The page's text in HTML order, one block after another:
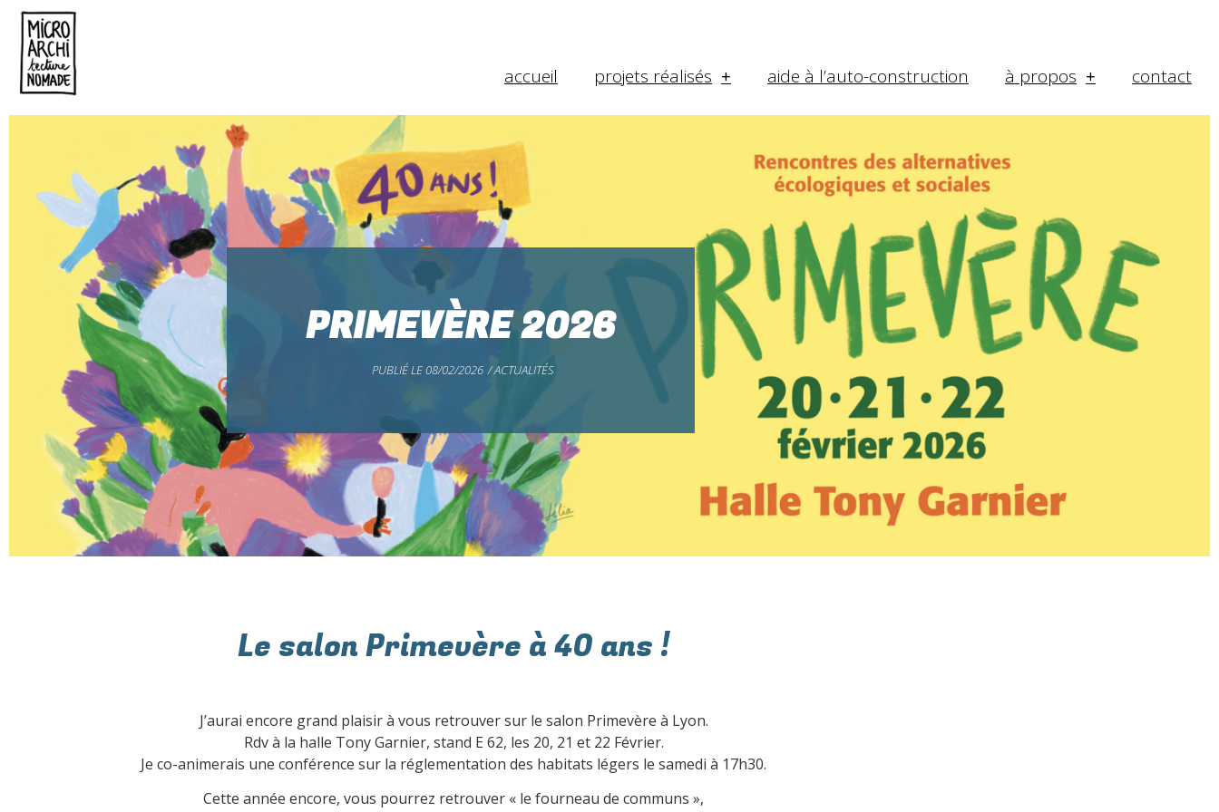
accueil projets réalisés aide à l’auto-construction à propos contact
PRIMEVÈRE 2026
PUBLIÉ LE08/02/2026 /ACTUALITÉS
Le salon Primevère à 40 ans !
J’aurai encore grand plaisir à vous retrouver sur le salon Primevère à Lyon.
Rdv à la halle Tony Garnier, stand E 62, les 20, 21 et 22 Février.
Je co-animerais une conférence sur la réglementation des habitats légers le samedi à 17h30.
Cette année encore, vous pourrez retrouver « le fourneau de communs »,